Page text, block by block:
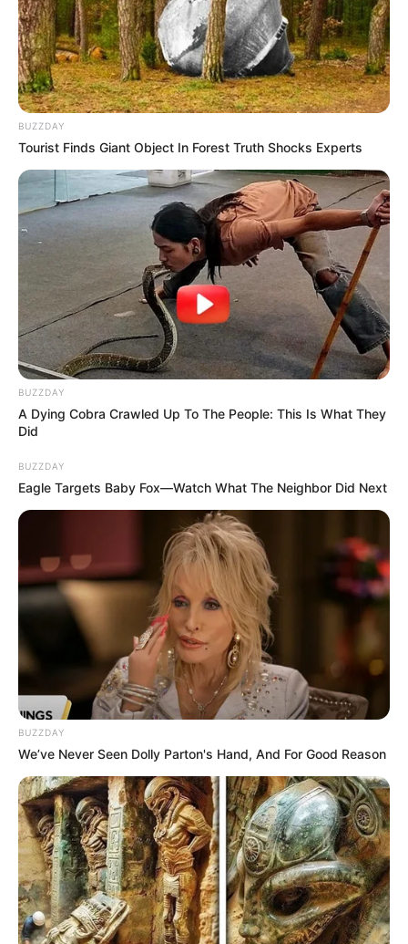
BUZZDAY
Tourist Finds Giant Object In Forest Truth Shocks Experts
BUZZDAY
A Dying Cobra Crawled Up To The People: This Is What They
Did
BUZZDAY
Eagle Targets Baby Fox—Watch What The Neighbor Did Next
BUZZDAY
We’ve Never Seen Dolly Parton's Hand, And For Good Reason